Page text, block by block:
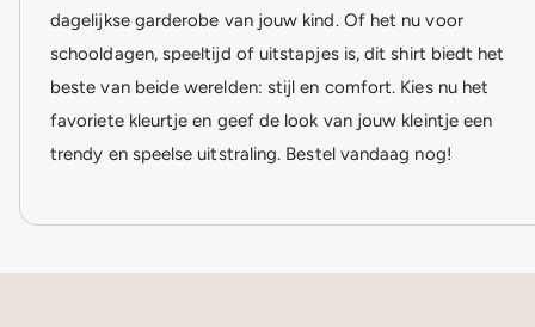
dagelijkse garderobe van jouw kind. Of het nu voor
schooldagen, speeltijd of uitstapjes is, dit shirt biedt het
beste van beide werelden: stijl en comfort. Kies nu het
favoriete kleurtje en geef de look van jouw kleintje een
trendy en speelse uitstraling. Bestel vandaag nog!